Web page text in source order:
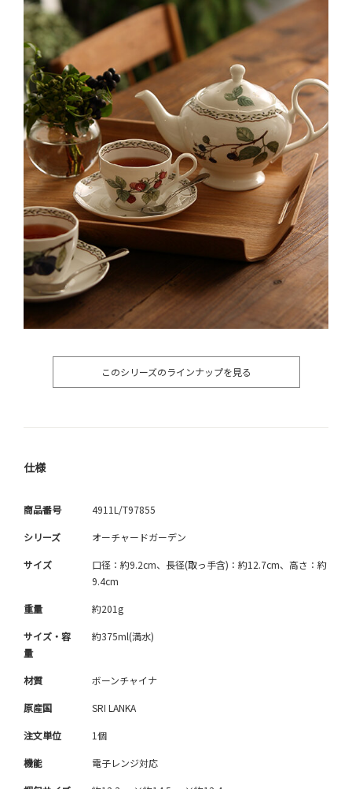
このシリーズのラインナップを見る
仕様
商品番号 4911L/T97855
シリーズ オーチャードガーデン
サイズ
口径：約9.2cm、長径(取っ手含)：約12.7cm、高さ：約
9.4cm
重量 約201g
サイズ・容
量
約375ml(満水)
材質 ボーンチャイナ
原産国 SRI LANKA
注文単位 1個
機能 電子レンジ対応